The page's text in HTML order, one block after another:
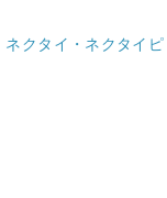
ネクタイ・ネクタイピ